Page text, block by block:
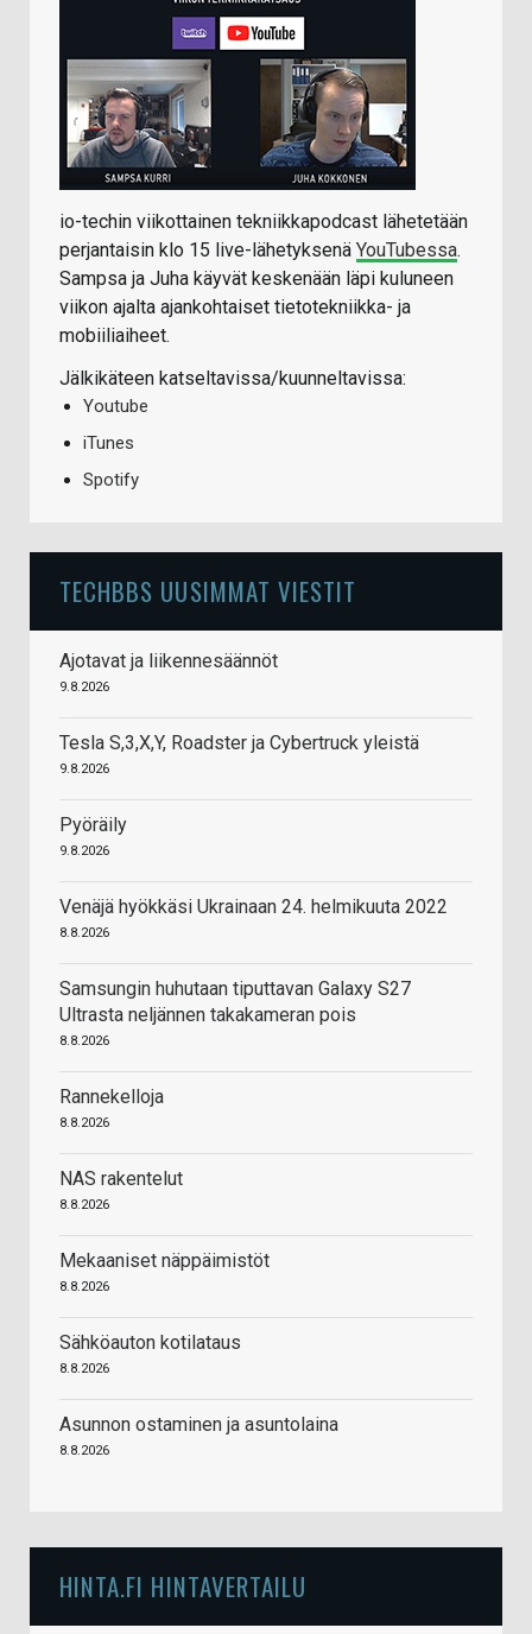
io-techin viikottainen tekniikkapodcast lähetetään
perjantaisin klo 15 live-lähetyksenä YouTubessa.
Sampsa ja Juha käyvät keskenään läpi kuluneen
viikon ajalta ajankohtaiset tietotekniikka- ja
mobiiliaiheet.
Jälkikäteen katseltavissa/kuunneltavissa:
Youtube
iTunes
Spotify
TECHBBS UUSIMMAT VIESTIT
Ajotavat ja liikennesäännöt
9.8.2026
Tesla S,3,X,Y, Roadster ja Cybertruck yleistä
9.8.2026
Pyöräily
9.8.2026
Venäjä hyökkäsi Ukrainaan 24. helmikuuta 2022
8.8.2026
Samsungin huhutaan tiputtavan Galaxy S27
Ultrasta neljännen takakameran pois
8.8.2026
Rannekelloja
8.8.2026
NAS rakentelut
8.8.2026
Mekaaniset näppäimistöt
8.8.2026
Sähköauton kotilataus
8.8.2026
Asunnon ostaminen ja asuntolaina
8.8.2026
HINTA.FI HINTAVERTAILU